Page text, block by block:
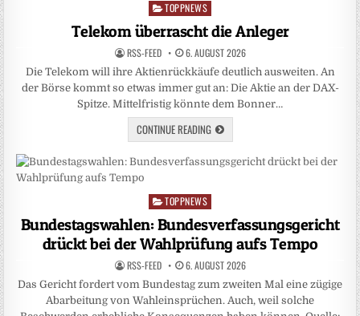
Posted
TOPPNEWS
Telekom überrascht die Anleger
RSS-FEED 6. AUGUST 2026
Die Telekom will ihre Aktienrückkäufe deutlich ausweiten. An
der Börse kommt so etwas immer gut an: Die Aktie an der DAX-
Spitze. Mittelfristig könnte dem Bonner…
CONTINUE READING
Posted
in
TOPPNEWS
Bundestagswahlen: Bundesverfassungsgericht
drückt bei der Wahlprüfung aufs Tempo
RSS-FEED 6. AUGUST 2026
Das Gericht fordert vom Bundestag zum zweiten Mal eine zügige
Abarbeitung von Wahleinsprüchen. Auch, weil solche